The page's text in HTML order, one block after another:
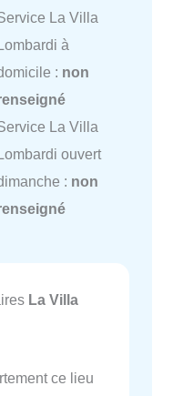
La Villa
Lombardi à
: non
La Villa
Lombardi ouvert
: non
La Villa
ce lieu